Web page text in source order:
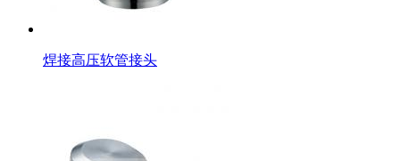
焊接高压软管接头